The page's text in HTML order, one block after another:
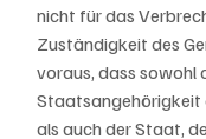
nicht für das
Zuständigkeit des
voraus, dass sowohl
Staatsangehörigkeit
als auch der Staat,